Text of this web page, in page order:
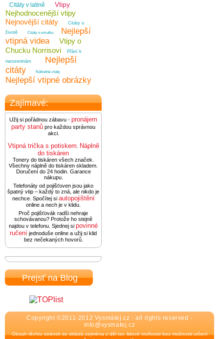
Citáty v latině Vtipy
Nejhodnocenější vtipy
Nejnovější citáty
Citáty o
životě
Citáty o smutku
Nejlepší
vtipná videa
Vtipy o
Chucku Norrisovi
Přání k
narozeninám
Nejlepší
citáty
Náhodné citáty
Nejlepší vtipné obrázky
Zajímavé:
Užij si pořádnou zábavu - pronájem
party stanů pro každou správnou
akci.
Vtipná trička s potiskem Náplně
do tiskáren
Tonery do tiskáren všech značek.
Všechny náplně do tiskáren skladem.
Doručení do 24 hodin. Garance
nákupu.
Telefonáty od pojišťoven jsou jako
špatný vtip – každý to zná, ale nikdo je
nechce. Spočítej si autopojištění
online a nech je v klidu.
Proč pojišťovák radši nehraje
schovávanou? Protože ho stejně
najdou v telefonu. Sjednej si povinné
ručení jednoduše online a užij si klid
bez nečekaných hovorů.
Prejsť na Blog
Copyright ©2011-2012 Vysmátej.cz - all rights reserved -
info@vysmatej.cz
Obsah těchto stránek se skládá zejména z děl tzv. lidové tvořivosti bez možnosti určení